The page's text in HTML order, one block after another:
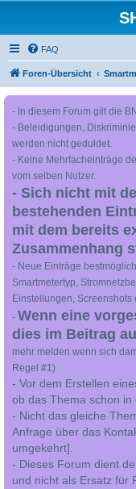
FAQ
Foren-Übersicht
- In diesem Forum gilt die
- Beleidigungen,
werden nicht geduldet.
- Keine Mehrfacheinträge
vom selben Nutzer.
- Sich nicht mit
bestehenden
mit dem bereits
Zusammenhang
- Neue Einträge
Smartmetertyp,
Einstellungen, Screenshots
- Wenn eine
dies im Beitrag
mehr melden wenn sich
Regel #1)
- Vor dem Erstellen
ob das Thema schon in
- Nicht das gleiche
Anfrage über das
umgekehrt].
- Dieses Forum dient
und nicht als Ersatz für